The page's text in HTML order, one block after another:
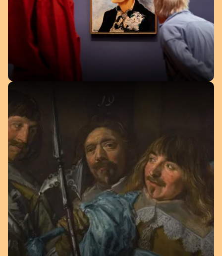
THEMA'S
Altijd te zien
TOPSTUKKEN